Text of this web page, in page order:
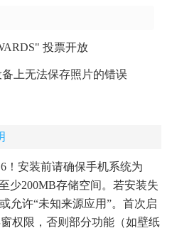
投票开放
上无法保存照片的错误
！安装前请确保手机系统为
少200MB存储空间。若安装失
允许“未知来源应用”。首次启
权限，否则部分功能（如壁纸